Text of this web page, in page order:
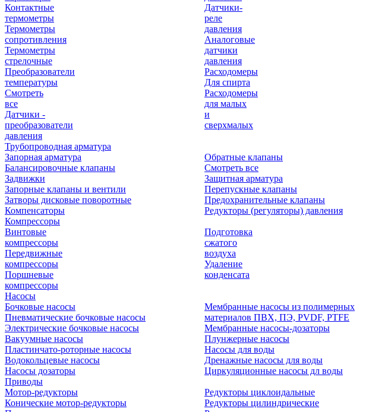
Контактные
термометры
Термометры
сопротивления
Термометры
стрелочные
Преобразователи
температуры
Смотреть
все
Датчики -
преобразователи
давления
Датчики-
реле
давления
Аналоговые
датчики
давления
Расходомеры
Для спирта
Расходомеры
для малых
и
сверхмалых
Трубопроводная арматура
Запорная арматура
Балансировочные клапаны
Задвижки
Запорные клапаны и вентили
Затворы дисковые поворотные
Компенсаторы
Обратные клапаны
Смотреть все
Защитная арматура
Перепускные клапаны
Предохранительные клапаны
Редукторы (регуляторы) давления
Компрессоры
Винтовые
компрессоры
Передвижные
компрессоры
Поршневые
компрессоры
Подготовка
сжатого
воздуха
Удаление
конденсата
Насосы
Бочковые насосы
Пневматические бочковые насосы
Электрические бочковые насосы
Вакуумные насосы
Пластинчато-роторные насосы
Водокольцевые насосы
Насосы дозаторы
Мембранные насосы из полимерных
материалов ПВХ, ПЭ, PVDF, PTFE
Мембранные насосы-дозаторы
Плунжерные насосы
Насосы для воды
Дренажные насосы для воды
Циркуляционные насосы дл воды
Приводы
Мотор-редукторы
Конические мотор-редукторы
Редукторы циклоидальные
Редукторы цилиндрические